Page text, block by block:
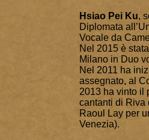
Hsiao Pei Ku,
Diplomata
Vocale da
Nel 2015 è
Milano in Duo
Nel 2011 ha
assegnato, al
2013 ha vinto il
cantanti di Riva
Raoul Lay per
Venezia).